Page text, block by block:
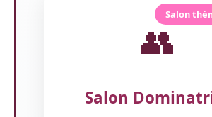
Salon
👥
Salon